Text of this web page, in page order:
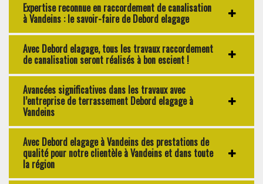
Expertise reconnue en raccordement de canalisation
à Vandeins : le savoir-faire de Debord elagage
Avec Debord elagage, tous les travaux raccordement
de canalisation seront réalisés à bon escient !
Avancées significatives dans les travaux avec
l’entreprise de terrassement Debord elagage à
Vandeins
Avec Debord elagage à Vandeins des prestations de
qualité pour notre clientèle à Vandeins et dans toute
la région